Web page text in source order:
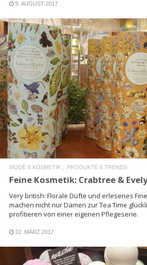
9. AUGUST 2017
READ MORE
MODE & KOSMETIK PRODUKTE & TRENDS
Feine Kosmetik: Crabtree &
Very british: Florale Düfte und erlesenes
machen nicht nur Damen zur Tea Time
profitieren von einer eigenen Pflegeserie.
22. MÄRZ 2017